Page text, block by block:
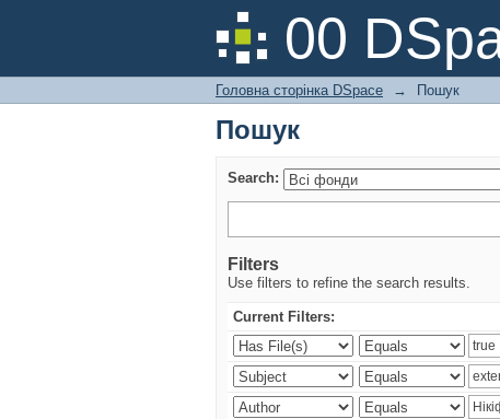
00
Пошук
Головна сторінка DSpace → Пошук
Пошук
Search:
Filters
Use filters to refine the search results.
Current Filters: